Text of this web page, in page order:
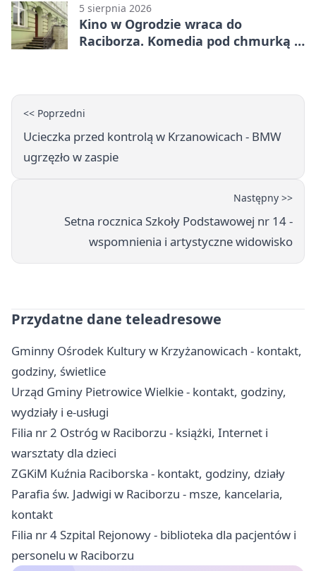
5 sierpnia 2026
Kino w Ogrodzie wraca do
Raciborza. Komedia pod chmurką w
<< Poprzedni
Ucieczka przed kontrolą w Krzanowicach - BMW
ugrzęzło w zaspie
Następny >>
Setna rocznica Szkoły Podstawowej nr 14 -
wspomnienia i artystyczne widowisko
Przydatne dane teleadresowe
Gminny Ośrodek Kultury w Krzyżanowicach - kontakt,
godziny, świetlice
Urząd Gminy Pietrowice Wielkie - kontakt, godziny,
wydziały i e-usługi
Filia nr 2 Ostróg w Raciborzu - książki, Internet i
warsztaty dla dzieci
ZGKiM Kuźnia Raciborska - kontakt, godziny, działy
Parafia św. Jadwigi w Raciborzu - msze, kancelaria,
kontakt
Filia nr 4 Szpital Rejonowy - biblioteka dla pacjentów i
personelu w Raciborzu